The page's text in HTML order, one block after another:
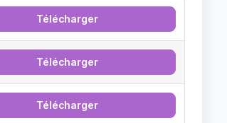
Télécharger
Télécharger
Télécharger